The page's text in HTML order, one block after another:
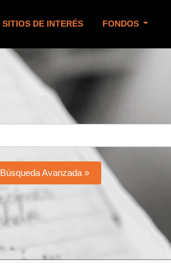
SITIOS DE INTERÉS FONDOS
Búsqueda Avanzada »